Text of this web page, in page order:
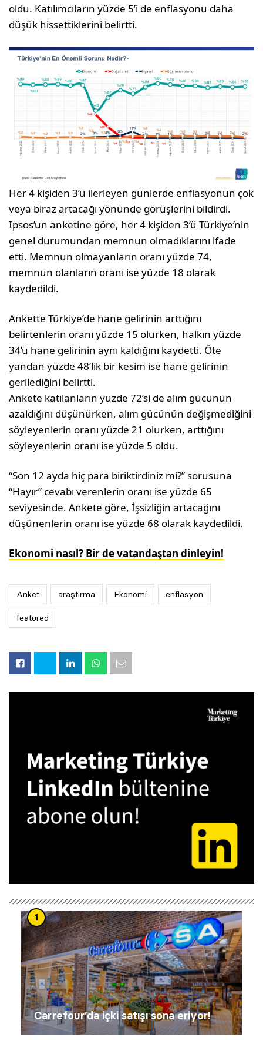
oldu. Katılımcıların yüzde 5’i de enflasyonu daha
düşük hissettiklerini belirtti.
Her 4 kişiden 3’ü ilerleyen günlerde enflasyonun çok
veya biraz artacağı yönünde görüşlerini bildirdi.
Ipsos’un anketine göre, her 4 kişiden 3’ü Türkiye’nin
genel durumundan memnun olmadıklarını ifade
etti. Memnun olmayanların oranı yüzde 74,
memnun olanların oranı ise yüzde 18 olarak
kaydedildi.
Ankette Türkiye’de hane gelirinin arttığını
belirtenlerin oranı yüzde 15 olurken, halkın yüzde
34’ü hane gelirinin aynı kaldığını kaydetti. Öte
yandan yüzde 48’lik bir kesim ise hane gelirinin
gerilediğini belirtti.
Ankete katılanların yüzde 72’si de alım gücünün
azaldığını düşünürken, alım gücünün değişmediğini
söyleyenlerin oranı yüzde 21 olurken, arttığını
söyleyenlerin oranı ise yüzde 5 oldu.
“Son 12 ayda hiç para biriktirdiniz mi?” sorusuna
“Hayır” cevabı verenlerin oranı ise yüzde 65
seviyesinde. Ankete göre, İşsizliğin artacağını
düşünenlerin oranı ise yüzde 68 olarak kaydedildi.
Ekonomi nasıl? Bir de vatandaştan dinleyin!
Anket araştırma Ekonomi enflasyon
featured
1
Carrefour’da içki satışı sona eriyor!